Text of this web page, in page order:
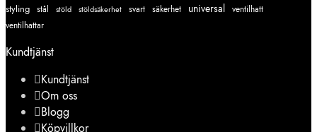
styling
stål stöld stöldsäkerhet svart säkerhet universal ventilhatt
ventilhattar
Kundtjänst
Kundtjänst
Om oss
Blogg
Köpvillkor